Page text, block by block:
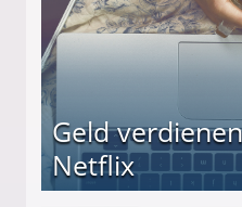
Geld
Netflix